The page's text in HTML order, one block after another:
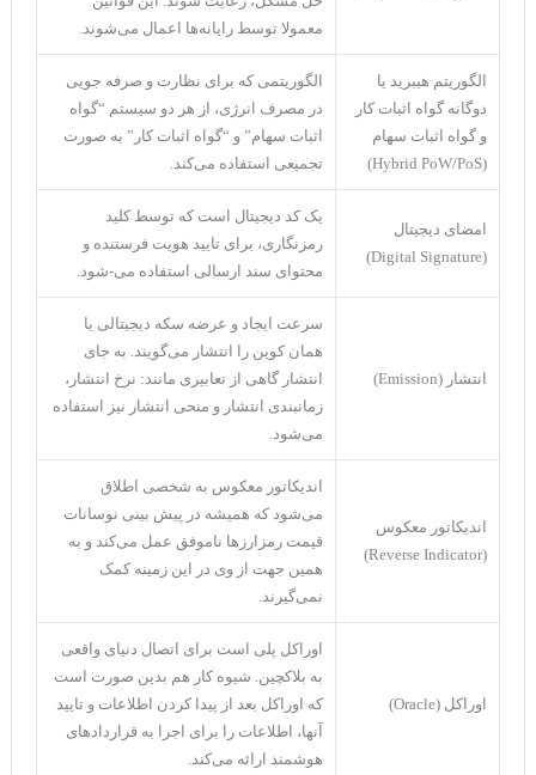
معمولا توسط رایانه‌ها اعمال می‌شوند.
الگوریتم هیبرید یا
دوگانه گواه اثبات کار
و گواه اثبات سهام
(Hybrid PoW/PoS)
الگوریتمی که برای نظارت و صرفه جویی
در مصرف انرژی، از هر دو سیستم “گواه
اثبات سهام” و “گواه اثبات کار” به صورت
تجمیعی استفاده می‌کند.
امضای دیجیتال
(Digital Signature)
یک کد دیجیتال است که توسط کلید
رمزنگاری، برای تایید هویت فرستنده و
محتوای سند ارسالی استفاده می-شود.
انتشار (Emission)
سرعت ایجاد و عرضه سکه دیجیتالی یا
همان کوین را انتشار می‌گویند. به جای
انتشار گاهی از تعابیری مانند: نرخ انتشار،
زمانبندی انتشار و منحی انتشار نیز استفاده
می‌شود.
اندیکاتور معکوس
(Reverse Indicator)
اندیکاتور معکوس به شخصی اطلاق
می‌شود که همیشه در پیش بینی نوسانات
قیمت رمزارز‌ها ناموفق عمل می‌کند و به
همین جهت از وی در این زمینه کمک
نمی‌گیرند.
اوراکل (Oracle)
اوراکل پلی است برای اتصال دنیای واقعی
به بلاکچین. شیوه کار هم بدین صورت است
که اوراکل بعد از پیدا کردن اطلاعات و تایید
آنها، اطلاعات را برای اجرا به قرارداد‌های
هوشمند ارائه می‌کند.